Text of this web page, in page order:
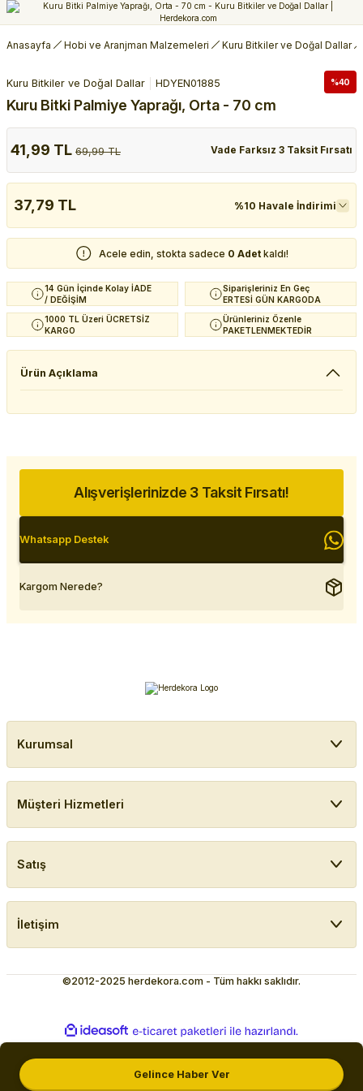
Anasayfa Hobi ve Aranjman Malzemeleri Kuru Bitkiler ve Doğal Dallar
%40
Kuru Bitkiler ve Doğal Dallar HDYEN01885
Kuru Bitki Palmiye Yaprağı, Orta - 70 cm
41,99 TL 69,99 TL Vade Farksız 3 Taksit Fırsatı
37,79 TL %10 Havale İndirimi
Acele edin, stokta sadece 0 Adet kaldı!
14 Gün İçinde Kolay İADE
/ DEĞİŞİM
Siparişleriniz En Geç
ERTESİ GÜN KARGODA
1000 TL Üzeri ÜCRETSİZ
KARGO
Ürünleriniz Özenle
PAKETLENMEKTEDİR
Ürün Açıklama
Gelince Haber Ver
Alışverişlerinizde 3 Taksit Fırsatı!
Whatsapp Destek
Kargom Nerede?
Kurumsal
Müşteri Hizmetleri
Satış
İletişim
©2012-2025 herdekora.com - Tüm hakkı saklıdır.
ideasoft
e-
ticaret
hazırlandı.